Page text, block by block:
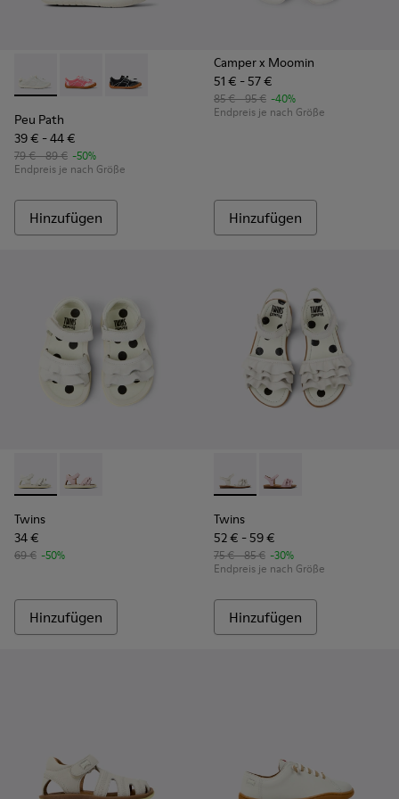
Peu Path - K800691-001 - Weiße Sneaker aus Textil und
Peu Path - K800691-003
Peu Path - K800691-002 - Schwarze
Peu Path
39 € - 44 €
79 € - 89 € -50%
Endpreis je nach Größe
Hinzufügen
Camper x Moomin
51 € - 57 €
85 € - 95 € -40%
Endpreis je nach Größe
Hinzufügen
Twins - K800678-001 - Weiße Ledersandalen für Kinder.
Twins - K800678-002
Twins
34 €
69 € -50%
Hinzufügen
Twins - K800676-001 -
Twins - K800676-003
Twins
52 € - 59 €
75 € - 85 € -30%
Endpreis je nach Größe
Hinzufügen